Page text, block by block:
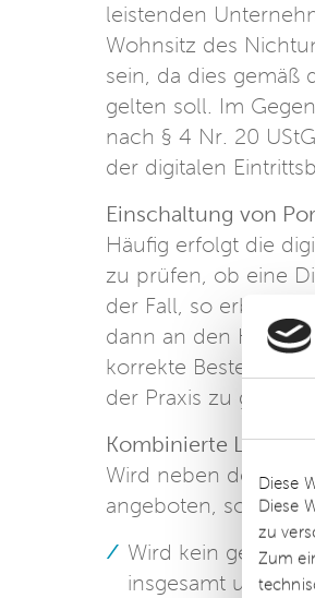
Diese
Diese
zu
Zum
leistenden
Wohnsitz des
sein, da dies gemäß
gelten soll. Im
nach § 4 Nr. 20
der digitalen
Einschaltung von
Häufig erfolgt die
zu prüfen, ob eine
der Fall, so erbringt
dann an den
korrekte
der Praxis zu
Kombinierte
Wird neben dem
angeboten, so ist
Wird kein
insgesamt um